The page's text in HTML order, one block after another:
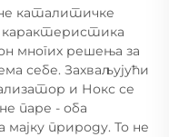
каталитичке
карактеристика
многих решења за
себе. Захваљујући
и Нокс се
паре - оба
мајку природу. То не